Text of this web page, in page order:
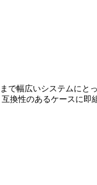
幅広いシステムにと
換性のあるケースに即